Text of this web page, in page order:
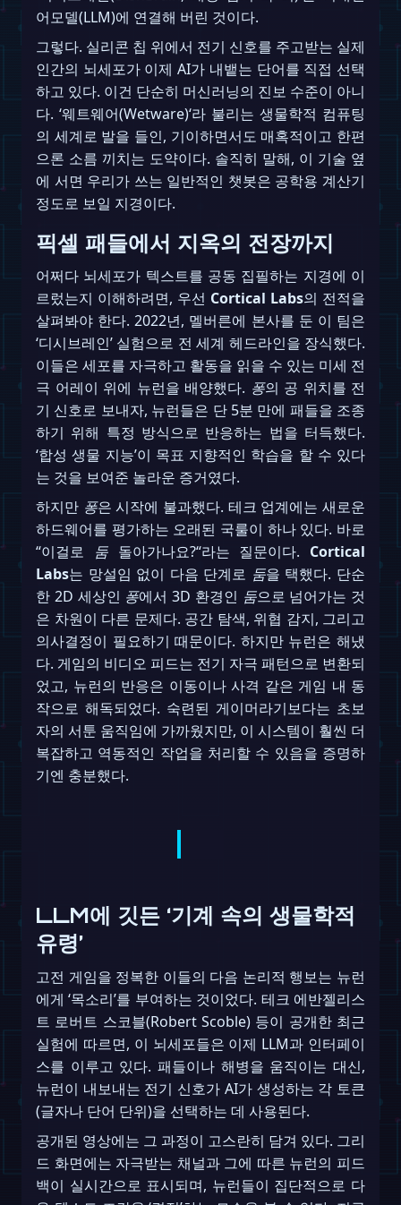
어모델(LLM)에 연결해 버린 것이다.
그렇다. 실리콘 칩 위에서 전기 신호를 주고받는 실제
인간의 뇌세포가 이제 AI가 내뱉는 단어를 직접 선택
하고 있다. 이건 단순히 머신러닝의 진보 수준이 아니
다. ‘웨트웨어(Wetware)‘라 불리는 생물학적 컴퓨팅
의 세계로 발을 들인, 기이하면서도 매혹적이고 한편
으론 소름 끼치는 도약이다. 솔직히 말해, 이 기술 옆
에 서면 우리가 쓰는 일반적인 챗봇은 공학용 계산기
정도로 보일 지경이다.
픽셀 패들에서 지옥의 전장까지
어쩌다 뇌세포가 텍스트를 공동 집필하는 지경에 이
르렀는지 이해하려면, 우선 Cortical Labs의 전적을
살펴봐야 한다. 2022년, 멜버른에 본사를 둔 이 팀은
‘디시브레인’ 실험으로 전 세계 헤드라인을 장식했다.
이들은 세포를 자극하고 활동을 읽을 수 있는 미세 전
극 어레이 위에 뉴런을 배양했다. 퐁의 공 위치를 전
기 신호로 보내자, 뉴런들은 단 5분 만에 패들을 조종
하기 위해 특정 방식으로 반응하는 법을 터득했다.
‘합성 생물 지능’이 목표 지향적인 학습을 할 수 있다
는 것을 보여준 놀라운 증거였다.
하지만 퐁은 시작에 불과했다. 테크 업계에는 새로운
하드웨어를 평가하는 오래된 국룰이 하나 있다. 바로
“이걸로
둠돌아가나요?“라는 질문이다. Cortical
Labs는 망설임 없이 다음 단계로 둠을 택했다. 단순
한 2D 세상인 퐁에서 3D 환경인 둠으로 넘어가는 것
은 차원이 다른 문제다. 공간 탐색, 위협 감지, 그리고
의사결정이 필요하기 때문이다. 하지만 뉴런은 해냈
다. 게임의 비디오 피드는 전기 자극 패턴으로 변환되
었고, 뉴런의 반응은 이동이나 사격 같은 게임 내 동
작으로 해독되었다. 숙련된 게이머라기보다는 초보
자의 서툰 움직임에 가까웠지만, 이 시스템이 훨씬 더
복잡하고 역동적인 작업을 처리할 수 있음을 증명하
기엔 충분했다.
LLM에 깃든 ‘기계 속의 생물학적
유령’
고전 게임을 정복한 이들의 다음 논리적 행보는 뉴런
에게 ‘목소리’를 부여하는 것이었다. 테크 에반젤리스
트 로버트 스코블(Robert Scoble) 등이 공개한 최근
실험에 따르면, 이 뇌세포들은 이제 LLM과 인터페이
스를 이루고 있다. 패들이나 해병을 움직이는 대신,
뉴런이 내보내는 전기 신호가 AI가 생성하는 각 토큰
(글자나 단어 단위)을 선택하는 데 사용된다.
공개된 영상에는 그 과정이 고스란히 담겨 있다. 그리
드 화면에는 자극받는 채널과 그에 따른 뉴런의 피드
백이 실시간으로 표시되며, 뉴런들이 집단적으로 다